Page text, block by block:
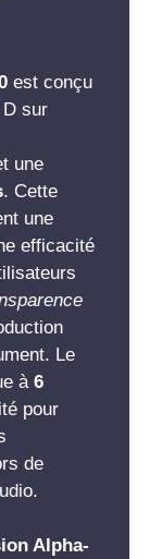
est conçu
sur
une
. Cette
une
efficacité
Le
à 6
pour
de
Alpha-